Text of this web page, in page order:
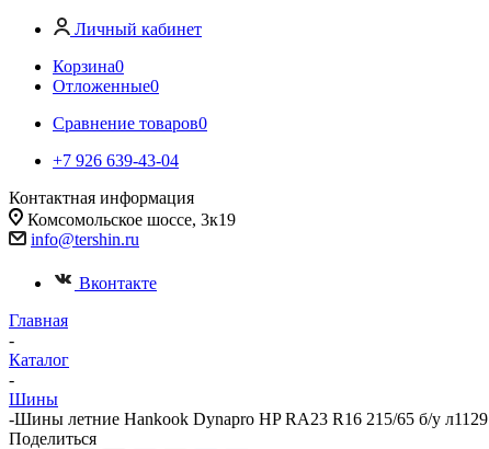
Личный кабинет
Корзина0
Отложенные0
Сравнение товаров0
+7 926 639-43-04
Контактная информация
Комсомольское шоссе, 3к19
info@tershin.ru
Вконтакте
Главная
-
Каталог
-
Шины
-Шины летние Hankook Dynapro HP RA23 R16 215/65 б/у л1129
Поделиться